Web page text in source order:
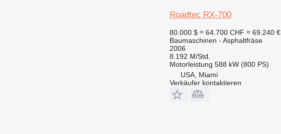
Roadtec RX-700
80.000 $ ≈ 64.700 CHF ≈ 69.240 €
Baumaschinen - Asphaltfräse
2006
8.192 M/Std.
Motorleistung 588 kW (800 PS)
USA, Miami
Verkäufer kontaktieren